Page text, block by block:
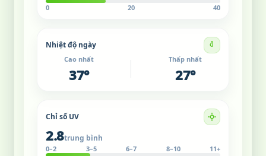
0 20 40
Nhiệt độ ngày
Cao nhất
37°
Thấp nhất
27°
Chỉ số UV
2.8trung bình
0–2 3–5 6–7 8–10 11+